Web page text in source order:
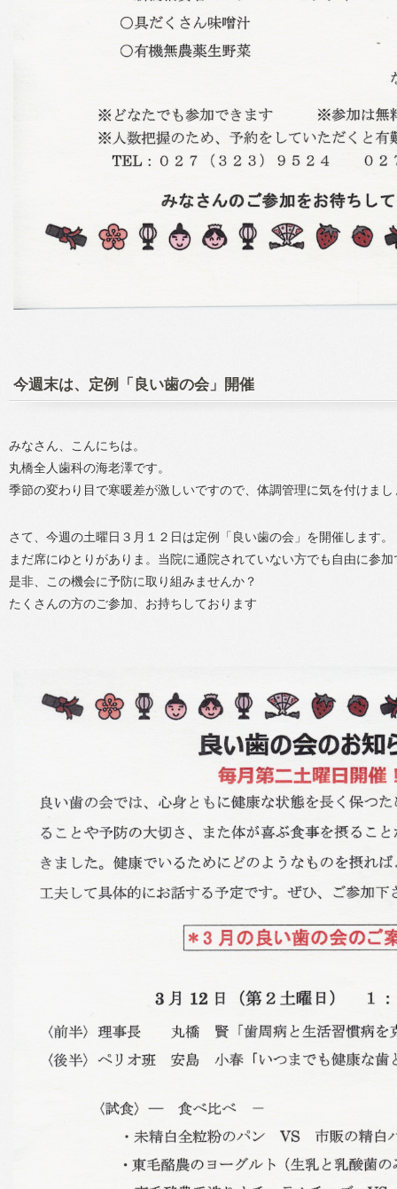
今週末は、定例「良い歯の会」開催
みなさん、こんにちは。
丸橋全人歯科の海老澤です。
季節の変わり目で寒暖差が激しいですので、体調管理に気を付けまし
さて、今週の土曜日３月１２日は定例「良い歯の会」を開催します。
まだ席にゆとりがありま。当院に通院されていない方でも自由に参
是非、この機会に予防に取り組みませんか？
たくさんの方のご参加、お持ちしております